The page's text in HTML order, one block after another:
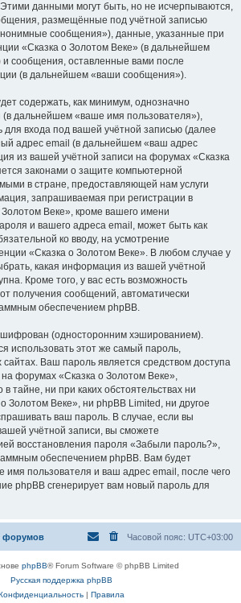
данными могут быть, но не исчерпываются,
размещённые под учётной записью
сообщения»), данные, указанные при
«Сказка о Золотом Веке» (в дальнейшем
и сообщения, оставленные вами после
(в дальнейшем «ваши сообщения»).
содержать, как минимум, однозначно
дальнейшем «ваше имя пользователя»),
входа под вашей учётной записью (далее
адрес email (в дальнейшем «ваш адрес
из вашей учётной записи на форумах «Сказка
законами о защите компьютерной
в стране, предоставляющей нам услуги
запрашиваемая при регистрации в
Веке», кроме вашего имени
и вашего адреса email, может быть как
ко вводу, на усмотрение
«Сказка о Золотом Веке». В любом случае у
какая информация из вашей учётной
Кроме того, у вас есть возможность
от получения сообщений, автоматически
обеспечением phpBB.
(односторонним хэшированием).
использовать этот же самый пароль,
сайтах. Ваш пароль является средством доступа
форумах «Сказка о Золотом Веке»,
тайне, ни при каких обстоятельствах ни
Золотом Веке», ни phpBB Limited, ни другое
ваш пароль. В случае, если вы
учётной записи, вы сможете
восстановления пароля «Забыли пароль?»,
обеспечением phpBB. Вам будет
имя пользователя и ваш адрес email, после чего
phpBB сгенерирует вам новый пароль для
форумов Часовой пояс: UTC+03:00
phpBB® Forum Software © phpBB Limited
Русская поддержка phpBB
| Правила